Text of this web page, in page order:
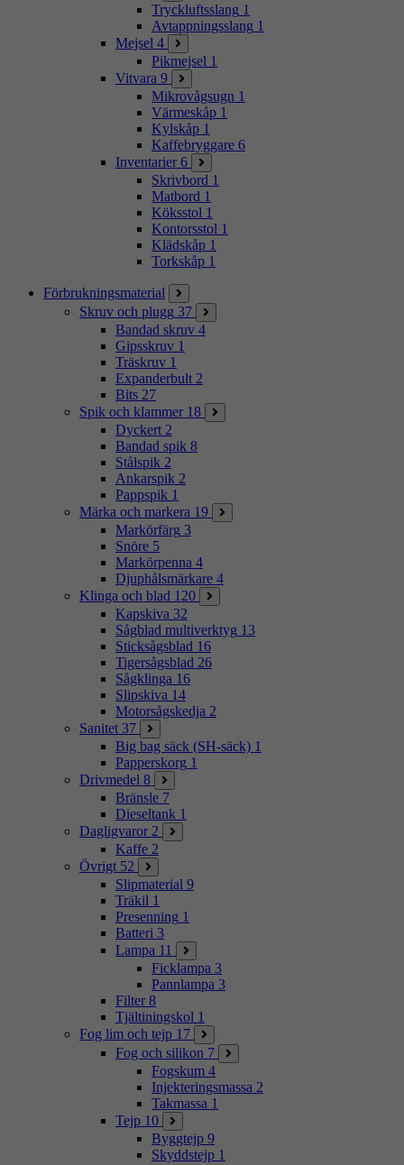
Tryckluftsslang 1
Avtappningsslang 1
Mejsel 4
Pikmejsel 1
Vitvara 9
Mikrovågsugn 1
Värmeskåp 1
Kylskåp 1
Kaffebryggare 6
Inventarier 6
Skrivbord 1
Matbord 1
Köksstol 1
Kontorsstol 1
Klädskåp 1
Torkskåp 1
Förbrukningsmaterial
Skruv och plugg 37
Bandad skruv 4
Gipsskruv 1
Träskruv 1
Expanderbult 2
Bits 27
Spik och klammer 18
Dyckert 2
Bandad spik 8
Stålspik 2
Ankarspik 2
Pappspik 1
Märka och markera 19
Markörfärg 3
Snöre 5
Markörpenna 4
Djuphålsmärkare 4
Klinga och blad 120
Kapskiva 32
Sågblad multiverktyg 13
Sticksågsblad 16
Tigersågsblad 26
Sågklinga 16
Slipskiva 14
Motorsågskedja 2
Sanitet 37
Big bag säck (SH-säck) 1
Papperskorg 1
Drivmedel 8
Bränsle 7
Dieseltank 1
Dagligvaror 2
Kaffe 2
Övrigt 52
Slipmaterial 9
Träkil 1
Presenning 1
Batteri 3
Lampa 11
Ficklampa 3
Pannlampa 3
Filter 8
Tjältiningskol 1
Fog lim och tejp 17
Fog och silikon 7
Fogskum 4
Injekteringsmassa 2
Takmassa 1
Tejp 10
Byggtejp 9
Skyddstejp 1